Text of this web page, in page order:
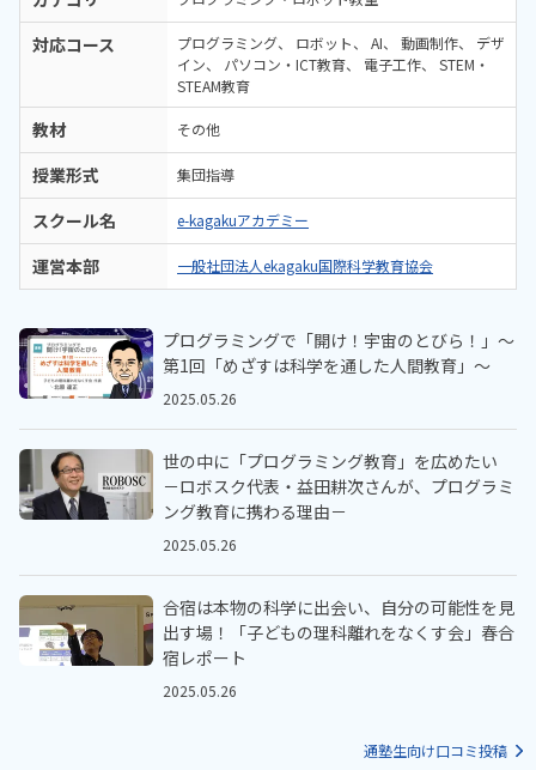
対応コース プログラミング ロボット AI 動画制作
デザ
イン
パソコン・ICT教育 電子工作
STEM・
STEAM教育
教材 その他
授業形式 集団指導
スクール名 e-kagakuアカデミー
運営本部 一般社団法人ekagaku国際科学教育協会
プログラミングで「開け！宇宙のとびら！」～
第1回「めざすは科学を通した人間教育」～
2025.05.26
世の中に「プログラミング教育」を広めたい
－ロボスク代表・益田耕次さんが、プログラミ
ング教育に携わる理由－
2025.05.26
合宿は本物の科学に出会い、自分の可能性を見
出す場！「子どもの理科離れをなくす会」春合
宿レポート
2025.05.26
通塾生向け口コミ投稿